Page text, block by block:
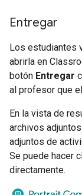
Entregar
Los estudiantes
abrirla en
botón Entregar
al profesor que
En la vista de
archivos
adjuntos de
Se puede hacer
directamente.